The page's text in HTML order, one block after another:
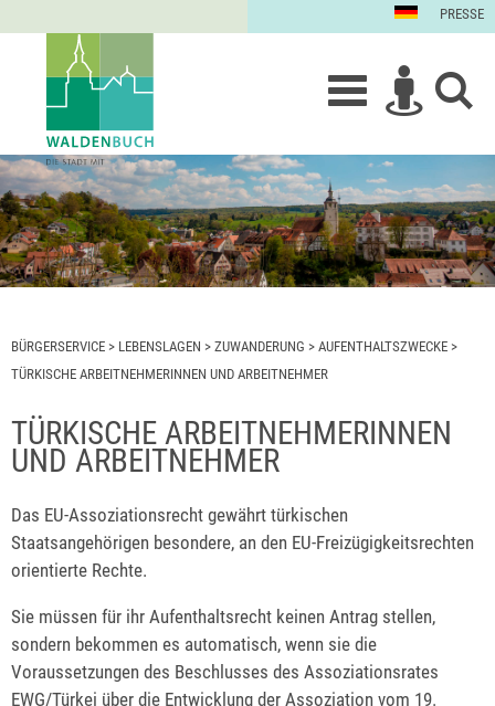
PRESSE
BÜRGERSERVICE > LEBENSLAGEN > ZUWANDERUNG > AUFENTHALTSZWECKE >
TÜRKISCHE ARBEITNEHMERINNEN UND ARBEITNEHMER
TÜRKISCHE ARBEITNEHMERINNEN
UND ARBEITNEHMER
Das EU-Assoziationsrecht gewährt türkischen
Staatsangehörigen besondere, an den EU-Freizügigkeitsrechten
orientierte Rechte.
Sie müssen für ihr Aufenthaltsrecht keinen Antrag stellen,
sondern bekommen es automatisch, wenn sie die
Voraussetzungen des Beschlusses des Assoziationsrates
EWG/Türkei über die Entwicklung der Assoziation vom 19.